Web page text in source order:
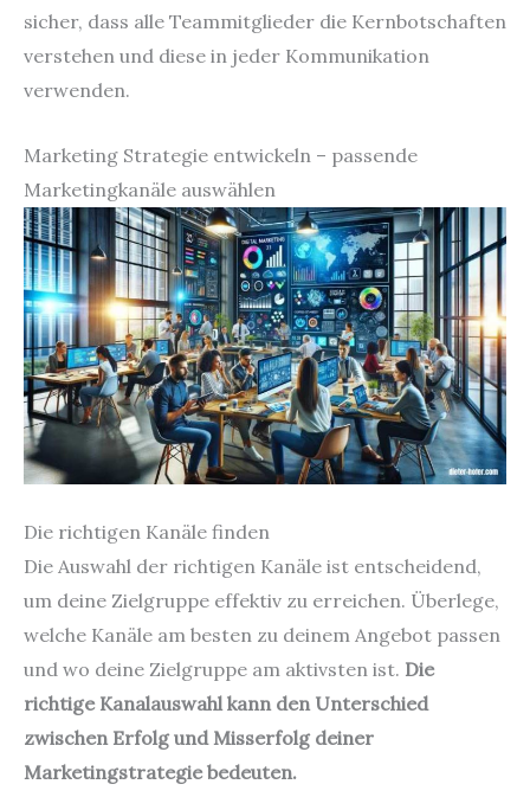
sicher, dass alle Teammitglieder die Kernbotschaften
verstehen und diese in jeder Kommunikation
verwenden.
Marketing Strategie entwickeln – passende
Marketingkanäle auswählen
Die richtigen Kanäle finden
Die Auswahl der richtigen Kanäle ist entscheidend,
um deine Zielgruppe effektiv zu erreichen. Überlege,
welche Kanäle am besten zu deinem Angebot passen
und wo deine Zielgruppe am aktivsten ist. Die
richtige Kanalauswahl kann den Unterschied
zwischen Erfolg und Misserfolg deiner
Marketingstrategie bedeuten.